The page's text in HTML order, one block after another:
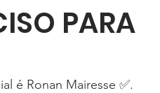
PARA
é Ronan Mairesse ✅.